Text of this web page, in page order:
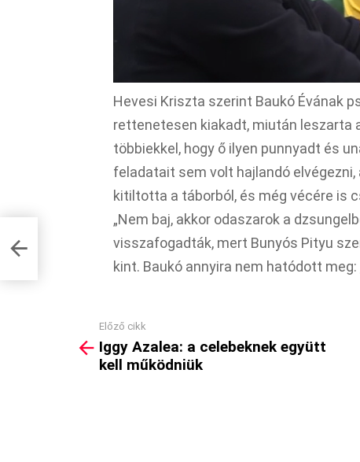
Hevesi Kriszta szerint Baukó Évának
rettenetesen kiakadt, miután leszarta
többiekkel, hogy ő ilyen punnyadt és
feladatait sem volt hajlandó
kitiltotta a táborból, és még vécére is
„Nem baj, akkor odaszarok a
visszafogadták, mert Bunyós Pityu
kint. Baukó annyira nem hatódott
more
Előző cikk
Iggy Azalea: a celebeknek együtt
kell működniük